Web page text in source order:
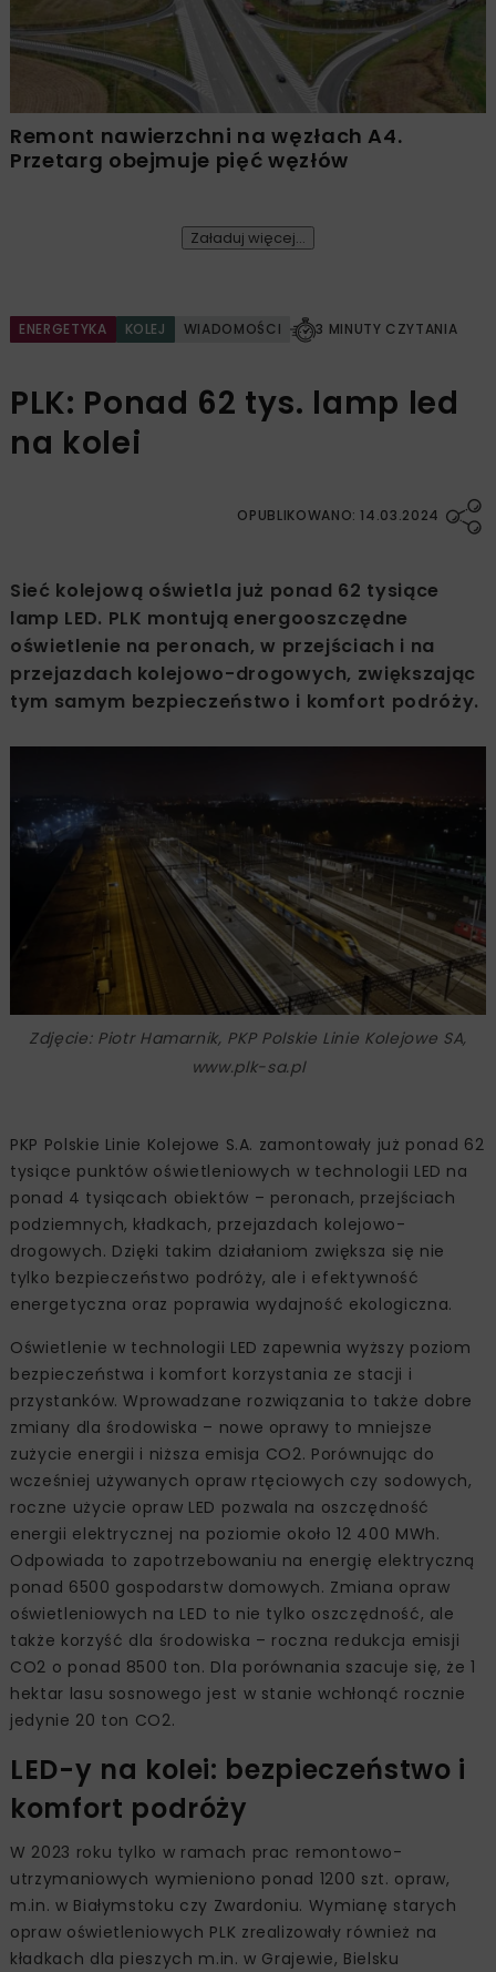
Remont nawierzchni na węzłach A4.
Przetarg obejmuje pięć węzłów
Załaduj więcej...
ENERGETYKA KOLEJ WIADOMOŚCI 3 MINUTY CZYTANIA
PLK: Ponad 62 tys. lamp led
na kolei
OPUBLIKOWANO: 14.03.2024
Sieć kolejową oświetla już ponad 62 tysiące
lamp LED. PLK montują energooszczędne
oświetlenie na peronach, w przejściach i na
przejazdach kolejowo-drogowych, zwiększając
tym samym bezpieczeństwo i komfort podróży.
Zdjęcie: Piotr Hamarnik, PKP Polskie Linie Kolejowe SA,
www.plk-sa.pl
PKP Polskie Linie Kolejowe S.A. zamontowały już ponad 62
tysiące punktów oświetleniowych w technologii LED na
ponad 4 tysiącach obiektów – peronach, przejściach
podziemnych, kładkach, przejazdach kolejowo-
drogowych. Dzięki takim działaniom zwiększa się nie
tylko bezpieczeństwo podróży, ale i efektywność
energetyczna oraz poprawia wydajność ekologiczna.
Oświetlenie w technologii LED zapewnia wyższy poziom
bezpieczeństwa i komfort korzystania ze stacji i
przystanków. Wprowadzane rozwiązania to także dobre
zmiany dla środowiska – nowe oprawy to mniejsze
zużycie energii i niższa emisja CO2. Porównując do
wcześniej używanych opraw rtęciowych czy sodowych,
roczne użycie opraw LED pozwala na oszczędność
energii elektrycznej na poziomie około 12 400 MWh.
Odpowiada to zapotrzebowaniu na energię elektryczną
ponad 6500 gospodarstw domowych. Zmiana opraw
oświetleniowych na LED to nie tylko oszczędność, ale
także korzyść dla środowiska – roczna redukcja emisji
CO2 o ponad 8500 ton. Dla porównania szacuje się, że 1
hektar lasu sosnowego jest w stanie wchłonąć rocznie
jedynie 20 ton CO2.
LED-y na kolei: bezpieczeństwo i
komfort podróży
W 2023 roku tylko w ramach prac remontowo-
utrzymaniowych wymieniono ponad 1200 szt. opraw,
m.in. w Białymstoku czy Zwardoniu. Wymianę starych
opraw oświetleniowych PLK zrealizowały również na
kładkach dla pieszych m.in. w Grajewie, Bielsku